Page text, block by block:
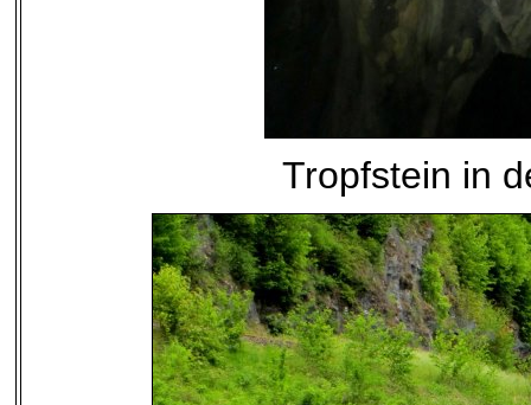
Tropfstein in